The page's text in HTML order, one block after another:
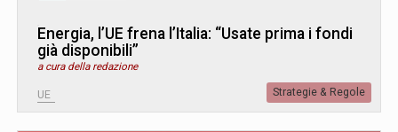
Energia, l’UE frena l’Italia: “Usate prima i fondi
già disponibili”
a cura della redazione
UE Strategie & Regole